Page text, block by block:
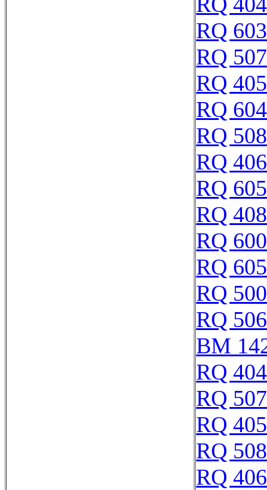
RQ
RQ
RQ
RQ
RQ
RQ
RQ
RQ
RQ
RQ
RQ
RQ
BM
RQ
RQ
RQ
RQ
RQ